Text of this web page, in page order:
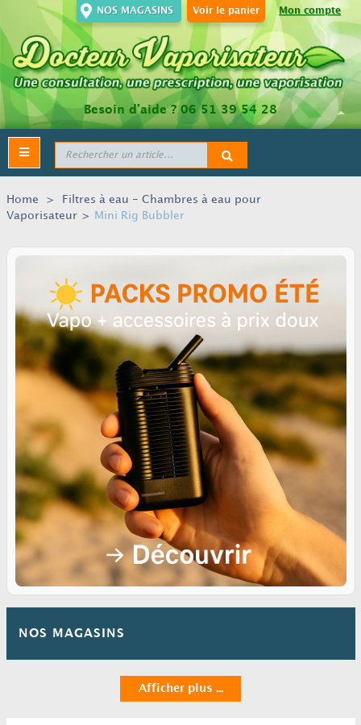
Mon compte
Voir le panier
NOS MAGASINS
Besoin d’aide ?06 51 39 54 28
Toggle
navigation
Home >
Filtres à eau - Chambres à eau pour
Vaporisateur > Mini Rig Bubbler
NOS MAGASINS
Afficher plus ...